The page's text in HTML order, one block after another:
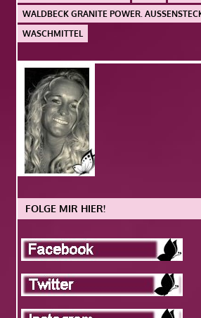
WALDBECK GRANITE POWER.
WASCHMITTEL
FOLGE MIR HIER!